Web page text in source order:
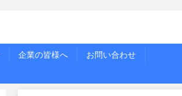
企業の皆様へ
お問い合わせ